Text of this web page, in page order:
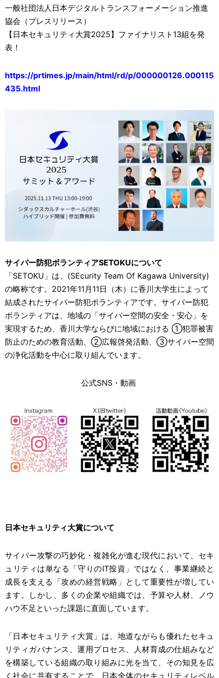
一般社団法人日本デジタルトランスフォーメーション推進
協会（プレスリリース）
【日本セキュリティ大賞2025】ファイナリスト13組を発
表！
https://prtimes.jp/main/html/rd/p/000000126.000115
435.html
サイバー防犯ボランティアSETOKUについて
「SETOKU」は、(SEcurity Team Of Kagawa University)
の略称です。2021年11月11日（木）に香川大学生によって
結成されたサイバー防犯ボランティアです。サイバー防犯
ボランティアは、地域の「サイバー空間の安全・安心」を
実現するため、香川大学ならびに地域における ①犯罪被害
防止のための教育活動、②広報啓発活動、③サイバー空間
の浄化活動を中心に取り組んでいます。
公式SNS・動画
日本セキュリティ大賞について
サイバー攻撃の巧妙化・複雑化が進む現代において、セキ
ュリティは単なる「守りのIT投資」ではなく、事業継続と
成長を支える「攻めの経営戦略」として重要性が増してい
ます。しかし、多くの企業や組織では、予算や人材、ノウ
ハウ不足といった課題に直面しています。
「日本セキュリティ大賞」は、地道ながらも優れたセキュ
リティガバナンス、運用プロセス、人材育成の仕組みなど
を構築している組織の取り組みに光を当て、その知見を広
く社会に共有することで、日本全体のセキュリティレベル